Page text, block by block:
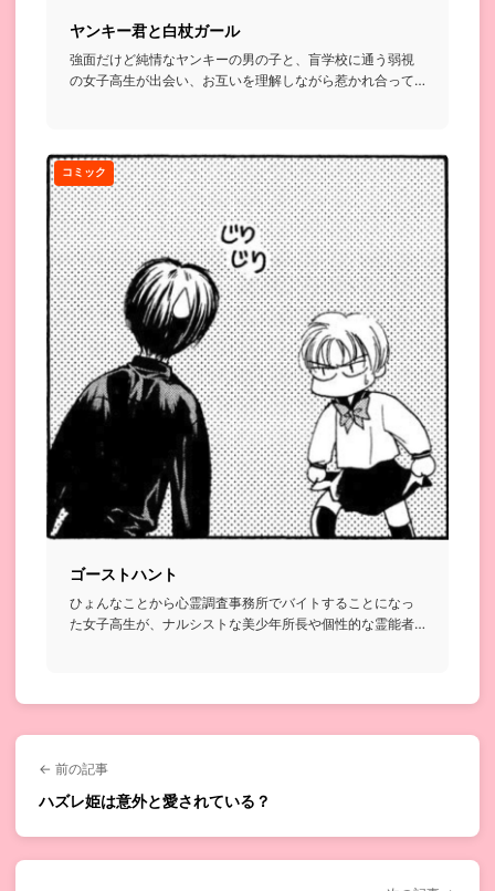
ヤンキー君と白杖ガール
強面だけど純情なヤンキーの男の子と、盲学校に通う弱視
の女子高生が出会い、お互いを理解しながら惹かれ合って
コミック
ゴーストハント
ひょんなことから心霊調査事務所でバイトすることになっ
た女子高生が、ナルシストな美少年所長や個性的な霊能者
← 前の記事
ハズレ姫は意外と愛されている？